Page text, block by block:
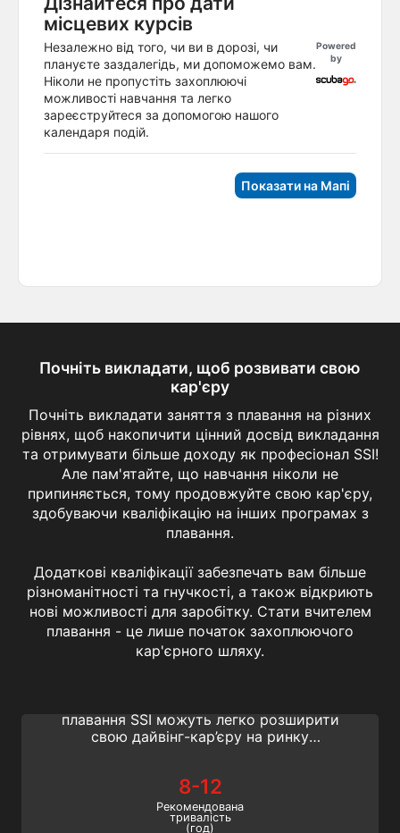
місцевих курсів
Незалежно від того, чи ви в дорозі, чи
плануєте заздалегідь, ми допоможемо вам.
Ніколи не пропустіть захоплюючі
можливості навчання та легко
зареєструйтеся за допомогою нашого
календаря подій.
Powered
by
Показати на Мапі
Почніть викладати, щоб розвивати свою
кар'єру
Почніть викладати заняття з плавання на різних
рівнях, щоб накопичити цінний досвід викладання
та отримувати більше доходу як професіонал SSI!
Але пам'ятайте, що навчання ніколи не
припиняється, тому продовжуйте свою кар'єру,
здобуваючи кваліфікацію на інших програмах з
плавання.
Додаткові кваліфікації забезпечать вам більше
різноманітності та гнучкості, а також відкриють
нові можливості для заробітку. Стати вчителем
плавання - це лише початок захоплюючого
кар'єрного шляху.
Basic Freediving Instructor
плавання SSI можуть легко розширити
свою дайвінг-кар’єру на ринку
основним навичкам фрідайвінгу за цією
програмою початкового рівня.
8-12
Рекомендована
тривалість
(год)